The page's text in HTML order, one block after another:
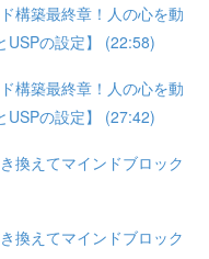
構築最終章！人の心を動
USPの設定】 (22:58)
構築最終章！人の心を動
USPの設定】 (27:42)
換えてマインドブロック
換えてマインドブロック